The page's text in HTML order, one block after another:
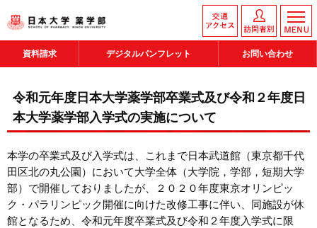
資料請求 デジタルパンフレット お問い合わせ
令和元年度日本大学薬学部卒業式及び令和２年度日
本大学薬学部入学式の実施について
本学の卒業式及び入学式は、これまで日本武道館（東京都千代
田区北の丸公園）において大学全体（大学院，学部，短期大学
部）で開催しておりましたが、２０２０年度東京オリンピッ
ク・パラリンピック開催に向けた改修工事に伴い、同施設が休
館となるため、令和元年度卒業式及び令和２年度入学式に限